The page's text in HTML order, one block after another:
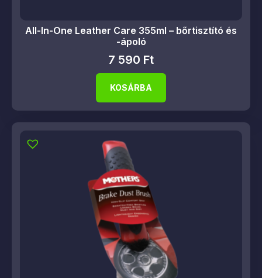
All-In-One Leather Care 355ml – bőrtisztító és
-ápoló
7 590 Ft
KOSÁRBA